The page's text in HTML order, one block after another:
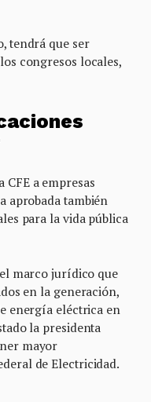
tendrá que ser
congresos locales,
a empresas
aprobada también
para la vida pública
marco jurídico que
en la generación,
energía eléctrica en
la presidenta
mayor
de Electricidad.